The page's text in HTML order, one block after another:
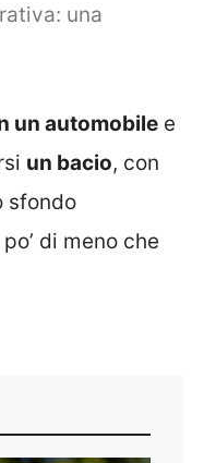
una
un automobile e
un bacio, con
sfondo
di meno che